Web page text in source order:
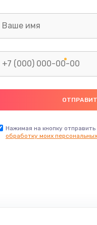
Заказать
Заказать
Заказать
Заказать
Заказать
Нажимая на кнопку
обработку моих